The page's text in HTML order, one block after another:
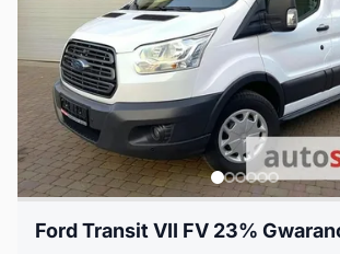
Ford Transit VII FV 23%